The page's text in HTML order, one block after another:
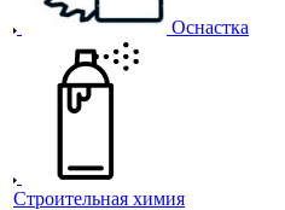
Оснастка
Строительная химия